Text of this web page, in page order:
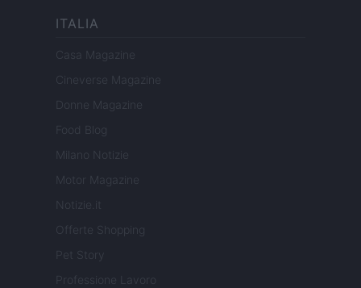
ITALIA
Casa Magazine
Cineverse Magazine
Donne Magazine
Food Blog
Milano Notizie
Motor Magazine
Notizie.it
Offerte Shopping
Pet Story
Professione Lavoro